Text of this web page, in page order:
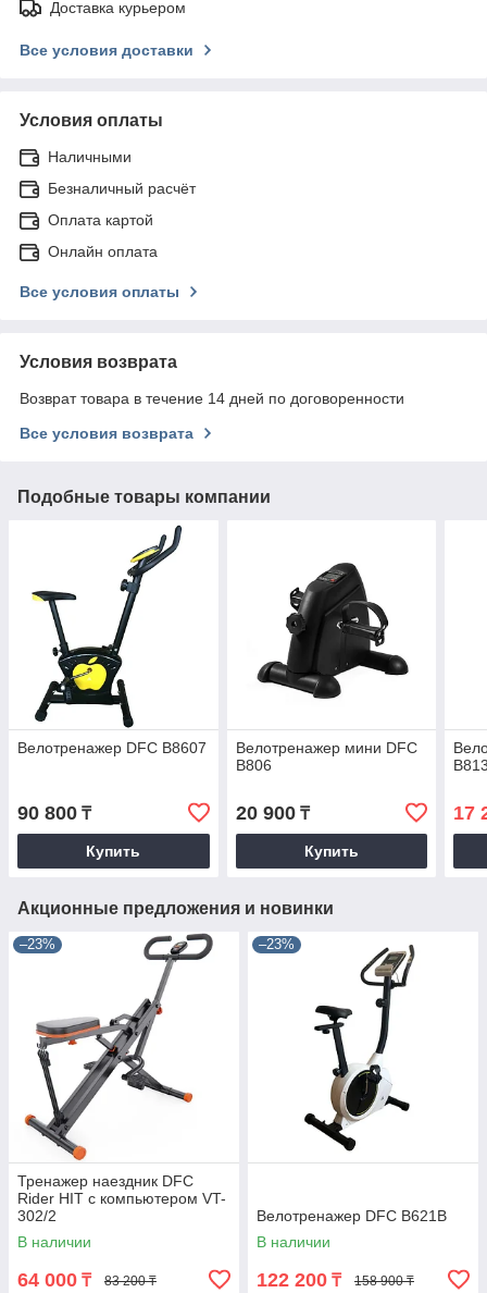
Доставка курьером
Все условия доставки
Условия оплаты
Наличными
Безналичный расчёт
Оплата картой
Онлайн оплата
Все условия оплаты
Условия возврата
Возврат товара в течение 14 дней по договоренности
Все условия возврата
Подобные товары компании
Велотренажер DFC B8607
90 800 ₸
Купить
Велотренажер мини DFC
B806
20 900₸
Купить
17
Акционные предложения и новинки
–23%
Тренажер наездник DFC
Rider HIT с компьютером VT-
302/2
В наличии
64 000 ₸ 83 200 ₸
–23%
Велотренажер DFC B621B
В наличии
122 200 ₸ 158 900 ₸